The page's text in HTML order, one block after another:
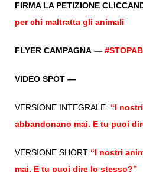
FIRMA LA PETIZIONE
per chi maltratta gli animali
FLYER CAMPAGNA —
VIDEO SPOT —
VERSIONE INTEGRALE “I
abbandonano mai. E tu puoi
VERSIONE SHORT “I nostri
mai. E tu puoi dire lo stesso?”